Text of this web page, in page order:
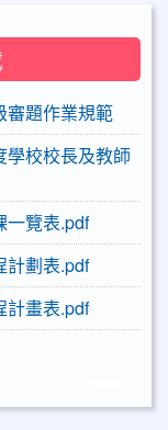
審題作業規範
學校校長及教師
一覽表.pdf
計劃表.pdf
計畫表.pdf